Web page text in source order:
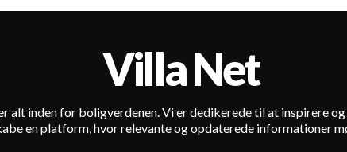
Villa Net
inden for boligverdenen. Vi er dedikerede til at inspirere
en platform, hvor relevante og opdaterede informationer